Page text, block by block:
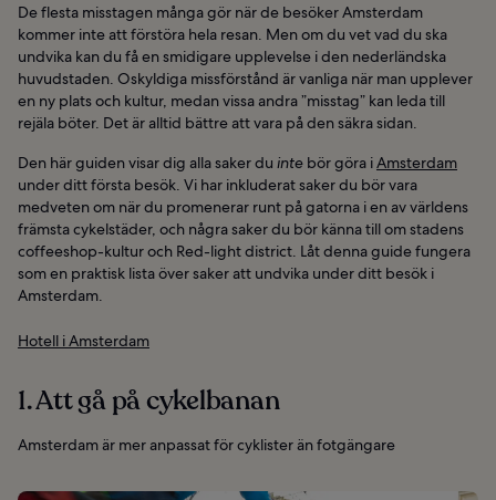
De flesta misstagen många gör när de besöker Amsterdam
kommer inte att förstöra hela resan. Men om du vet vad du ska
undvika kan du få en smidigare upplevelse i den nederländska
huvudstaden. Oskyldiga missförstånd är vanliga när man upplever
en ny plats och kultur, medan vissa andra ”misstag” kan leda till
rejäla böter. Det är alltid bättre att vara på den säkra sidan.
Den här guiden visar dig alla saker du inte bör göra iAmsterdam
under ditt första besök. Vi har inkluderat saker du bör vara
medveten om när du promenerar runt på gatorna i en av världens
främsta cykelstäder, och några saker du bör känna till om stadens
coffeeshop-kultur och Red-light district. Låt denna guide fungera
som en praktisk lista över saker att undvika under ditt besök i
Amsterdam.
Hotell i Amsterdam
1. Att gå på cykelbanan
Amsterdam är mer anpassat för cyklister än fotgängare